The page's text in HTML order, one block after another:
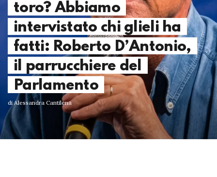
toro? Abbiamo
intervistato chi glieli ha
fatti: Roberto D’Antonio,
il parrucchiere del
Parlamento
di Alessandra Cantilena